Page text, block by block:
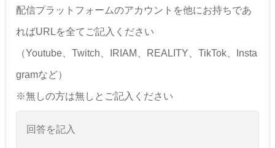
配信プラットフォームのアカウントを他にお持ちであ
ればURLを全てご記入ください
（Youtube、Twitch、IRIAM、REALITY、TikTok、Insta
gramなど）
※無しの方は無しとご記入ください